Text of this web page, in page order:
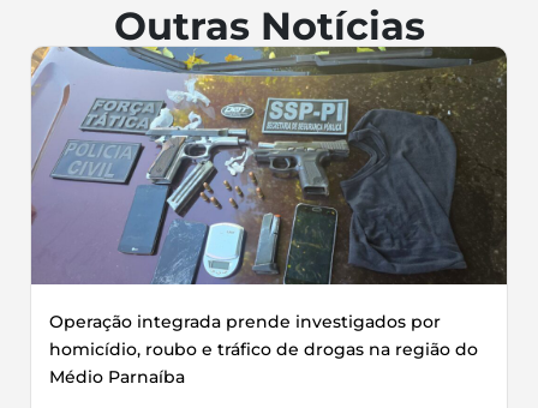
Outras Notícias
Operação integrada prende investigados por
homicídio, roubo e tráfico de drogas na região do
Médio Parnaíba